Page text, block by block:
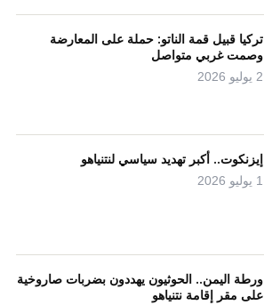
تركيا قبيل قمة الناتو: حملة على المعارضة
وصمت غربي متواصل
2 يوليو 2026
إيزنكوت.. أكبر تهديد سياسي لنتنياهو
1 يوليو 2026
ورطة اليمن.. الحوثيون يهددون بضربات صاروخية
على مقر إقامة نتنياهو